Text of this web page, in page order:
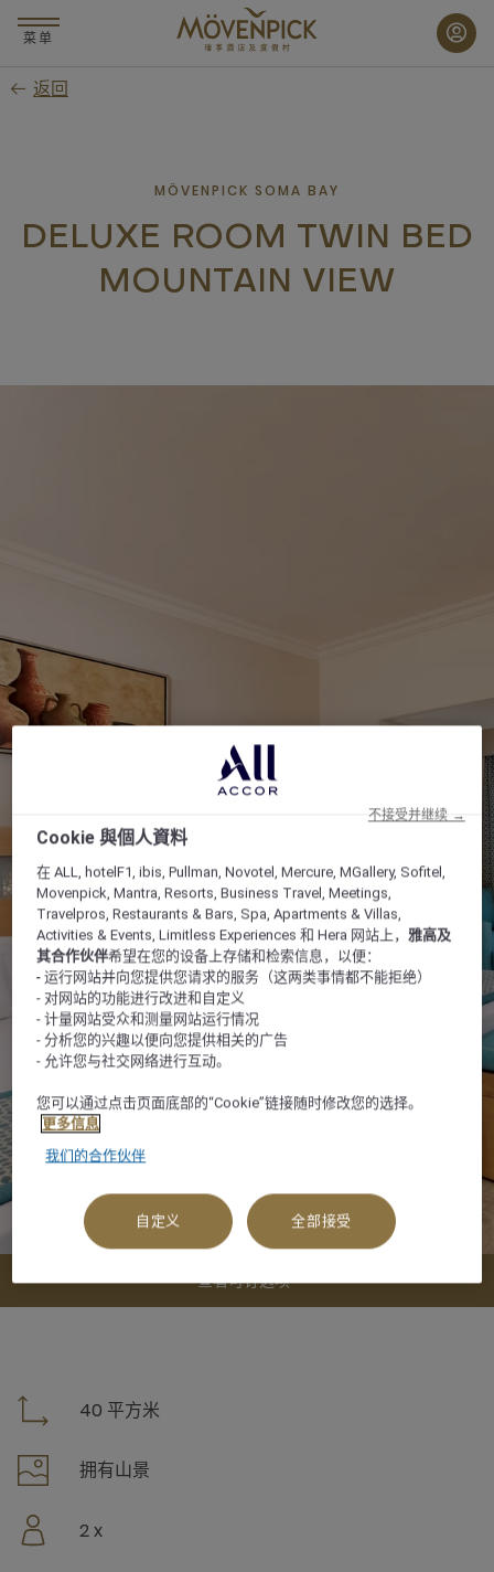
要
菜单
返回
MÖVENPICK SOMA BAY
DELUXE ROOM TWIN BED
MOUNTAIN VIEW
查看可订选项
40 平方米
拥有山景
2 x
Cookie 與個人資料
在 ALL, hotelF1, ibis, Pullman, Novotel, Mercure, MGallery, Sofitel,
Movenpick, Mantra, Resorts, Business Travel, Meetings,
Travelpros, Restaurants & Bars, Spa, Apartments & Villas,
Activities & Events, Limitless Experiences 和 Hera 网站上，雅高及
其合作伙伴希望在您的设备上存储和检索信息，以便：
- 运行网站并向您提供您请求的服务（这两类事情都不能拒绝）
- 对网站的功能进行改进和自定义
- 计量网站受众和测量网站运行情况
- 分析您的兴趣以便向您提供相关的广告
- 允许您与社交网络进行互动。
您可以通过点击页面底部的“Cookie”链接随时修改您的选择。
更多信息
我们的合作伙伴
自定义 全部接受
不接受并继续 →